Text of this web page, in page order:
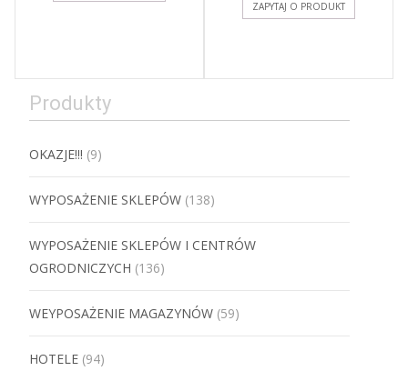
ZAPYTAJ O PRODUKT
Produkty
OKAZJE!!! (9)
WYPOSAŻENIE SKLEPÓW (138)
WYPOSAŻENIE SKLEPÓW I CENTRÓW
OGRODNICZYCH (136)
WEYPOSAŻENIE MAGAZYNÓW (59)
HOTELE (94)